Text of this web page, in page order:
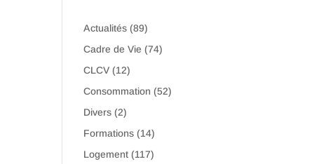
Actualités (89)
Cadre de Vie (74)
CLCV (12)
Consommation (52)
Divers (2)
Formations (14)
Logement (117)